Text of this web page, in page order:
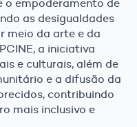
o empoderamento de
as desigualdades
meio da arte e da
a iniciativa
e culturais, além de
e a difusão da
contribuindo
mais inclusivo e